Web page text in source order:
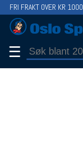
FRI FRAKT OVER KR 1000
☰